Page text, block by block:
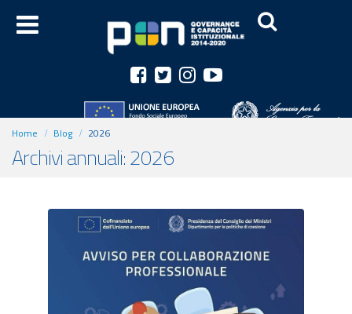
Home Blog 2026
Archivi annuali: 2026